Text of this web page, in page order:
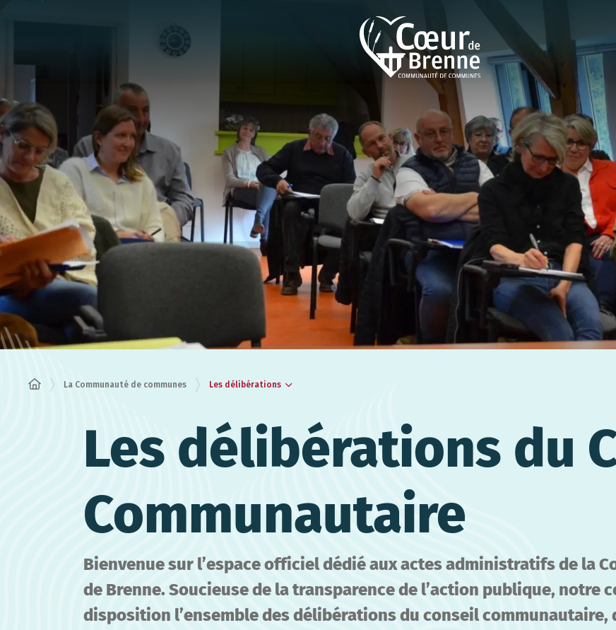
La Communauté de communes Les délibérations
Les délibérations du
Communautaire
Bienvenue sur l’espace officiel dédié aux actes administratifs de la
de Brenne. Soucieuse de la transparence de l’action publique, notre
disposition l’ensemble des délibérations du conseil communautaire,